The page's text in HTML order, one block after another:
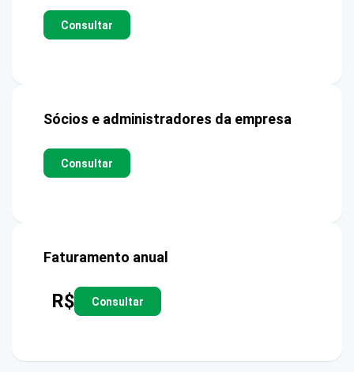
Consultar
Sócios e administradores da empresa
Consultar
Faturamento anual
R$ Consultar